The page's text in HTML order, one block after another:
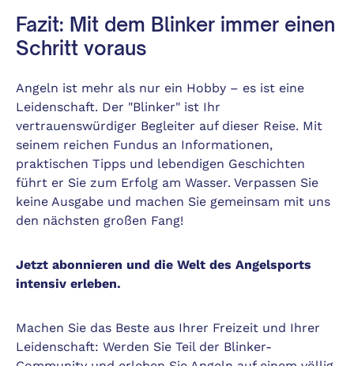
Fazit: Mit dem Blinker immer einen
Schritt voraus
Angeln ist mehr als nur ein Hobby – es ist eine
Leidenschaft. Der "Blinker" ist Ihr
vertrauenswürdiger Begleiter auf dieser Reise. Mit
seinem reichen Fundus an Informationen,
praktischen Tipps und lebendigen Geschichten
führt er Sie zum Erfolg am Wasser. Verpassen Sie
keine Ausgabe und machen Sie gemeinsam mit uns
den nächsten großen Fang!
Jetzt abonnieren und die Welt des Angelsports
intensiv erleben.
Machen Sie das Beste aus Ihrer Freizeit und Ihrer
Leidenschaft: Werden Sie Teil der Blinker-